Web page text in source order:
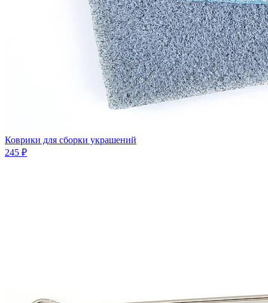
Коврики для сборки украшений
245 ₽